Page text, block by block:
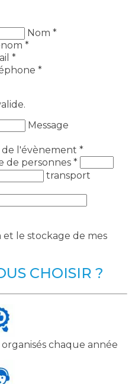
Nom *
*
*
*
Message
de l'évènement *
de personnes *
transport
et le stockage de mes
CHOISIR ?
chaque année